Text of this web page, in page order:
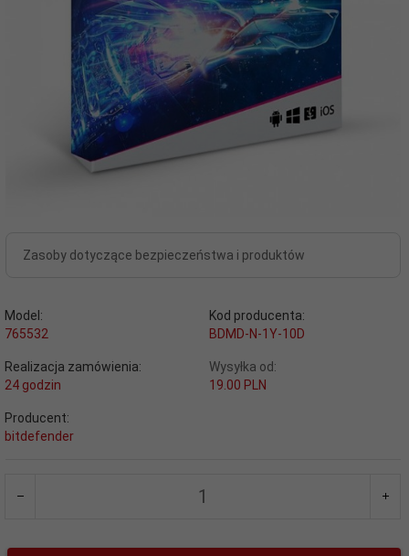
Zasoby dotyczące bezpieczeństwa i produktów
Model:
765532
Kod producenta:
BDMD-N-1Y-10D
Realizacja zamówienia:
24 godzin
Wysyłka od:
19.00 PLN
Producent:
bitdefender